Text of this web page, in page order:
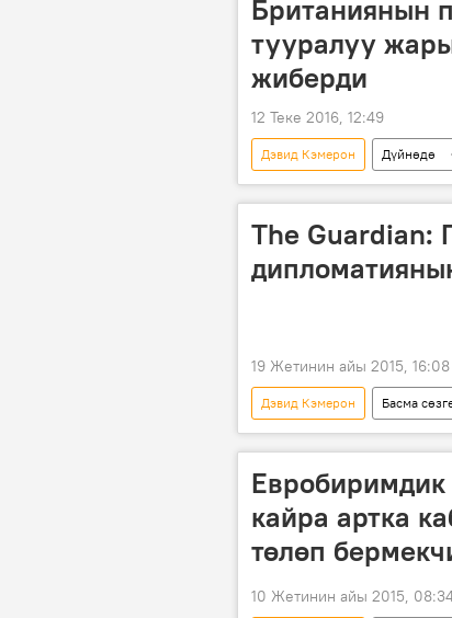
Британиянын
тууралуу
жиберди
12 Теке 2016, 12:49
Дэвид Кэмерон Дүйнөдө
премьер-министр
The Guardian:
19 Жетинин айы 2015, 16:08
Дэвид Кэмерон Басма
Владимир Путин
кайра артка
төлөп
10 Жетинин айы 2015,